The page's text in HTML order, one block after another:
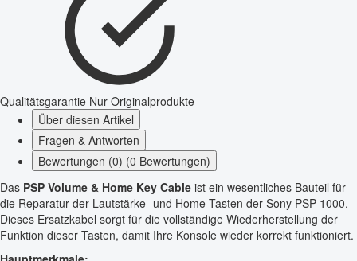
Qualitätsgarantie Nur Originalprodukte
Über diesen Artikel
Fragen & Antworten
Bewertungen (0) (0 Bewertungen)
Das PSP Volume & Home Key Cable ist ein wesentliches Bauteil für
die Reparatur der Lautstärke- und Home-Tasten der Sony PSP 1000.
Dieses Ersatzkabel sorgt für die vollständige Wiederherstellung der
Funktion dieser Tasten, damit Ihre Konsole wieder korrekt funktioniert.